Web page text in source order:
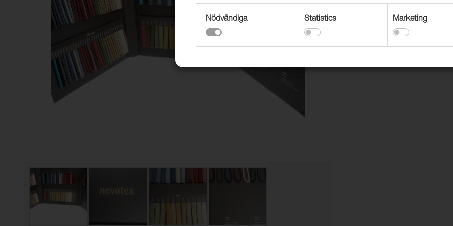
Nödvändiga Statistics Marketing